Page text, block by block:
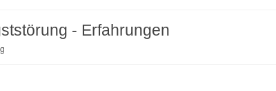
- Erfahrungen